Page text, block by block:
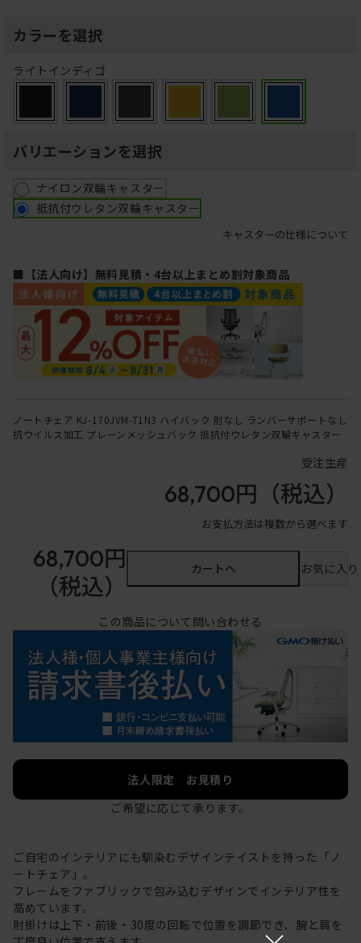
カラーを選択
ライトインディゴ
バリエーションを選択
ナイロン双輪キャスター
抵抗付ウレタン双輪キャスター
キャスターの仕様について
■【法人向け】無料見積・4台以上まとめ割対象商品
ノートチェア KJ-170JVM-T1N3 ハイバック 肘なし ランバーサポートなし
抗ウイルス加工 プレーンメッシュバック 抵抗付ウレタン双輪キャスター
受注生産
68,700円 （税込）
お支払方法は複数から選べます
68,700円
（税込）
カートへ お気に入
この商品について問い合わせる
法人限定 お見積り
ご希望に応じて承ります。
ご自宅のインテリアにも馴染むデザインテイストを持った「ノ
ートチェア」。
フレームをファブリックで包み込むデザインでインテリア性を
高めています。
肘掛けは上下・前後・30度の回転で位置を調節でき、腕と肩を